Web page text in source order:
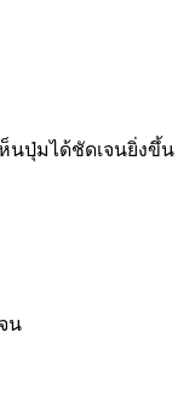
นปุ่มได้ชัดเจนยิ่งขึ้น
น